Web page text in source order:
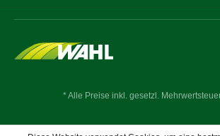
* Alle Preise inkl. gesetzl.